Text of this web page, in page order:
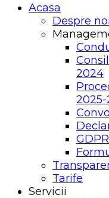
Acasa
Despre noi
2024
GDPR
Tarife
Servicii